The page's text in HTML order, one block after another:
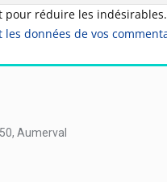
pour réduire les indésirables.
données de vos
Aumerval